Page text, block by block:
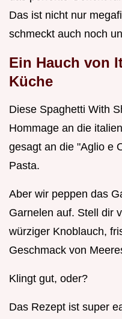
Das ist nicht nur
schmeckt auch noch
Ein Hauch von
Küche
Diese Spaghetti With
Hommage an die
gesagt an die "Aglio e
Pasta.
Aber wir peppen das
Garnelen auf. Stell dir
würziger Knoblauch,
Geschmack von
Klingt gut, oder?
Das Rezept ist super